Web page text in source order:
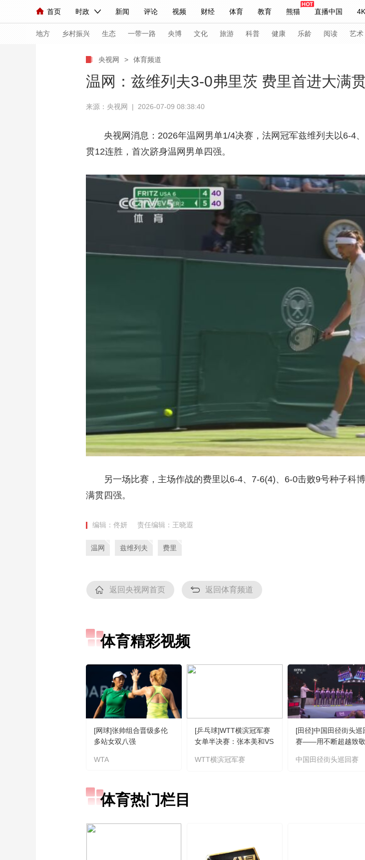
首页 时政 新闻 评论 视频 财经 体育 教育 熊猫 直播中国 4K
人民领袖习近平 联播+ 中国领导人 央视快评 习式妙语 热解读 天天学习
直播 栏目大全 节目单 听音 微视频 主持人 下载央视影音
海外频道 iPanda English Монгол
地方 乡村振兴 生态 一带一路 央博 文化 旅游 科普 健康 乐龄 阅读 艺术
联播+ 热解读 天天学习 习式妙语 央视快评 央视网评 光
小央视频 小央直播 直播中国 熊猫频道
前线 比划 快看 蓝海中国 新兵请入列 人生第一次 人生第二次
竞猜 2026年世界杯 2026年冬奥会
CCTV奥林匹克频道 体育江湖
旅游 科普
大国展会 大国保险 云顶对话 智敬中国 全民健康
总台企业白名单
央视网 > 体育频道
温网：兹维列夫3-0弗里茨 费里首进大满
来源：央视网 | 2026-07-09 08:38:40
央视网消息：2026年温网男单1/4决赛，法网冠军兹维列夫以6-4
贯12连胜，首次跻身温网男单四强。
另一场比赛，主场作战的费里以6-4、7-6(4)、6-0击败9号种子科
满贯四强。
编辑：佟妍 责任编辑：王晓遐
温网 兹维列夫 费里
返回央视网首页 返回体育频道
体育精彩视频
[网球]张帅组合晋级多伦
多站女双八强
WTA
[乒乓球]WTT横滨冠军赛
女单半决赛：张本美和VS
WTT横滨冠军赛
[田径]中国田径街头巡
赛——用不断超越致
中国田径街头巡回赛
体育热门栏目